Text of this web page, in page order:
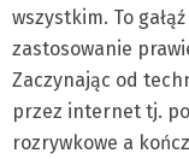
wszystkim. To
zastosowanie
Zaczynając od
przez internet tj.
rozrywkowe a